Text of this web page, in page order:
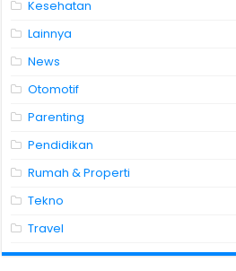
Kesehatan
Lainnya
News
Otomotif
Parenting
Pendidikan
Rumah & Properti
Tekno
Travel